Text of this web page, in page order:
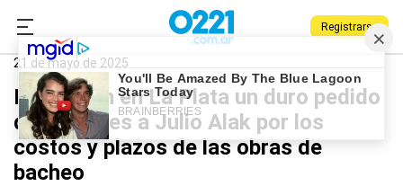
Registrarse
0221.com.ar
La Plata
21 de mayo de 2025
Presentan en La Plata un duro pedido
de informes a Julio Alak por los
costos y plazos de las obras de
bacheo